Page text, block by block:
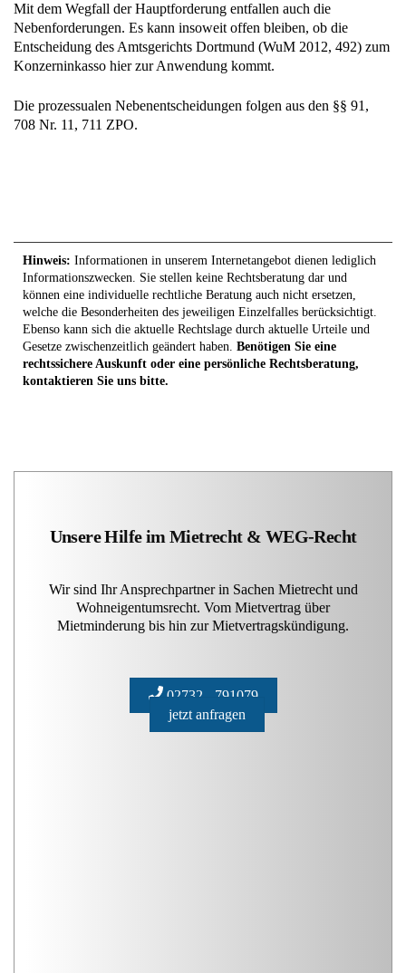
Mit dem Wegfall der Hauptforderung entfallen auch die
Nebenforderungen. Es kann insoweit offen bleiben, ob die
Entscheidung des Amtsgerichts Dortmund (WuM 2012, 492) zum
Konzerninkasso hier zur Anwendung kommt.
Die prozessualen Nebenentscheidungen folgen aus den §§ 91,
708 Nr. 11, 711 ZPO.
Hinweis: Informationen in unserem Internetangebot dienen lediglich
Informationszwecken. Sie stellen keine Rechtsberatung dar und
können eine individuelle rechtliche Beratung auch nicht ersetzen,
welche die Besonderheiten des jeweiligen Einzelfalles berücksichtigt.
Ebenso kann sich die aktuelle Rechtslage durch aktuelle Urteile und
Gesetze zwischenzeitlich geändert haben. Benötigen Sie eine
rechtssichere Auskunft oder eine persönliche Rechtsberatung,
kontaktieren Sie uns bitte.
Unsere Hilfe im Mietrecht & WEG-Recht
Wir sind Ihr Ansprechpartner in Sachen Mietrecht und
Wohneigentumsrecht. Vom Mietvertrag über
Mietminderung bis hin zur Mietvertragskündigung.
02732 - 791079
jetzt anfragen